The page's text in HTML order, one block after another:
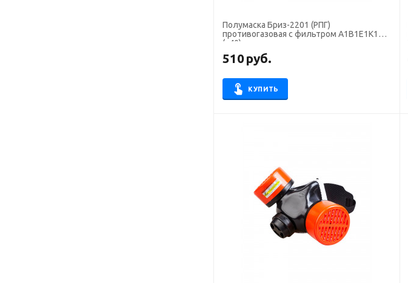
Полумаска Бриз-2201 (РПГ)
противогазовая с фильтром А1В1Е1К1
(х40)
510руб.
КУПИТЬ